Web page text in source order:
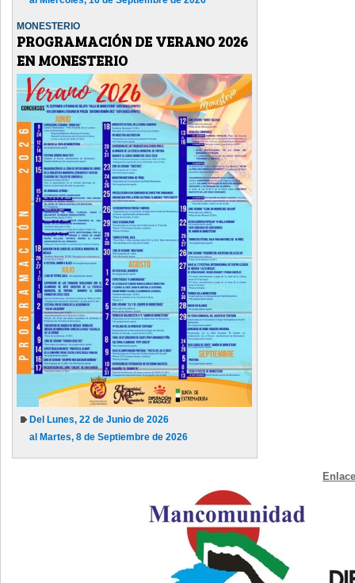
MONESTERIO
PROGRAMACIÓN DE VERANO 2026
EN MONESTERIO
Del Lunes, 22 de Junio de 2026
al Martes, 8 de Septiembre de 2026